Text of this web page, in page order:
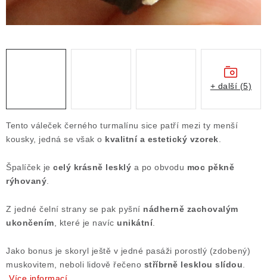
Ochrana osobních údajů
Formulář pro uplatnění reklamace
Poučení o právu na odstoupení od smlouvy
Tento váleček černého turmalínu sice patří mezi ty menší
kousky, jedná se však o kvalitní a estetický vzorek
Špalíček je celý krásně lesklý a po obvodu moc pěkně
rýhovaný
Z jedné čelní strany se pak pyšní nádherně zachovalým
ukončením , které je navíc unikátní.
Jako bonus je skoryl ještě v jedné pasáži porostlý (zdobený)
muskovitem, neboli lidově řečeno stříbrně lesklou slídou
+ další (5)